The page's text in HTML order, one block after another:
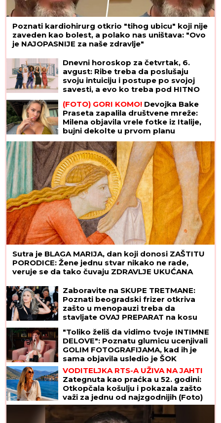
Poznati kardiohirurg otkrio "tihog ubicu" koji nije
zaveden kao bolest, a polako nas uništava: "Ovo
je NAJOPASNIJE za naše zdravlje"
Dnevni horoskop za četvrtak, 6.
avgust: Ribe treba da poslušaju
svoju intuiciju i postupe po svojoj
savesti, a evo ko treba pod HITNO
(FOTO) GORI KOMO! Devojka Bake
Praseta zapalila društvene mreže:
Milena objavila vrele fotke iz Italije,
bujni dekolte u prvom planu
Sutra je BLAGA MARIJA, dan koji donosi ZAŠTITU
PORODICE: Žene jednu stvar nikako ne rade,
veruje se da tako čuvaju ZDRAVLJE UKUĆANA
Zaboravite na SKUPE TRETMANE:
Poznati beogradski frizer otkriva
zašto u menopauzi treba da
stavljate OVAJ PREPARAT na kosu
"Toliko želiš da vidimo tvoje INTIMNE
DELOVE": Poznatu glumicu ucenjivali
GOLIM FOTOGRAFIJAMA, kad ih je
sama objavila usledio je ŠOK
VODITELJKA RTS-A UŽIVA NA JAHTI
Zategnuta kao praćka u 52. godini:
Otkopčala košulju i pokazala zašto
važi za jednu od najzgodnijih (Foto)